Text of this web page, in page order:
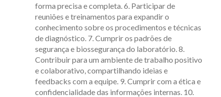
forma precisa e completa. 6. Participar de
reuniões e treinamentos para expandir o
conhecimento sobre os procedimentos e técnicas
de diagnóstico. 7. Cumprir os padrões de
segurança e biossegurança do laboratório. 8.
Contribuir para um ambiente de trabalho positivo
e colaborativo, compartilhando ideias e
feedbacks com a equipe. 9. Cumprir com a ética e
confidencialidade das informações internas. 10.